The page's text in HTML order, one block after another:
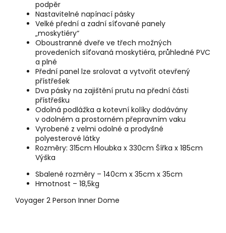
podpěr
Nastavitelné napínací pásky
Velké přední a zadní síťované panely
„moskytiéry“
Oboustranné dveře ve třech možných
provedeních síťovaná moskytiéra, průhledné PVC
a plné
Přední panel lze srolovat a vytvořit otevřený
přístřešek
Dva pásky na zajištění prutu na přední části
přístřešku
Odolná podlážka a kotevní kolíky dodávány
v odolném a prostorném přepravním vaku
Vyrobené z velmi odolné a prodyšné
polyesterové látky
Rozměry: 315cm Hloubka x 330cm Šířka x 185cm
Výška
Sbalené rozměry – 140cm x 35cm x 35cm
Hmotnost – 18,5kg
Voyager 2 Person Inner Dome